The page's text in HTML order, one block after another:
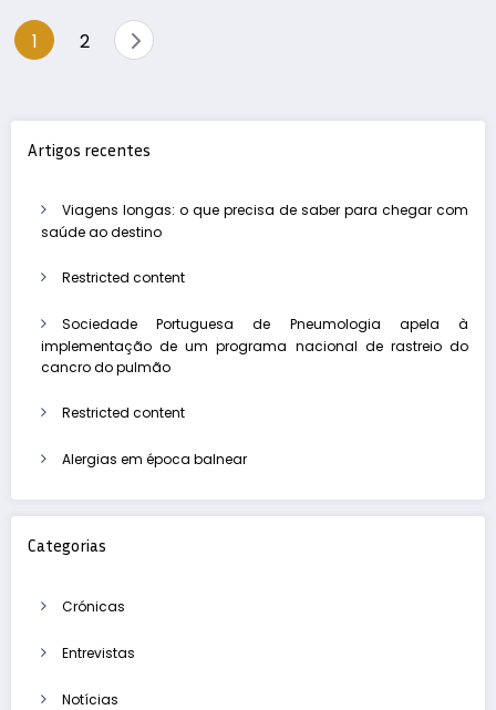
Paginação
1 2
Artigos recentes
Viagens longas: o que precisa de saber para chegar com
saúde ao destino
Restricted content
Sociedade Portuguesa de Pneumologia apela à
implementação de um programa nacional de rastreio do
cancro do pulmão
Restricted content
Alergias em época balnear
Categorias
Crónicas
Entrevistas
Notícias